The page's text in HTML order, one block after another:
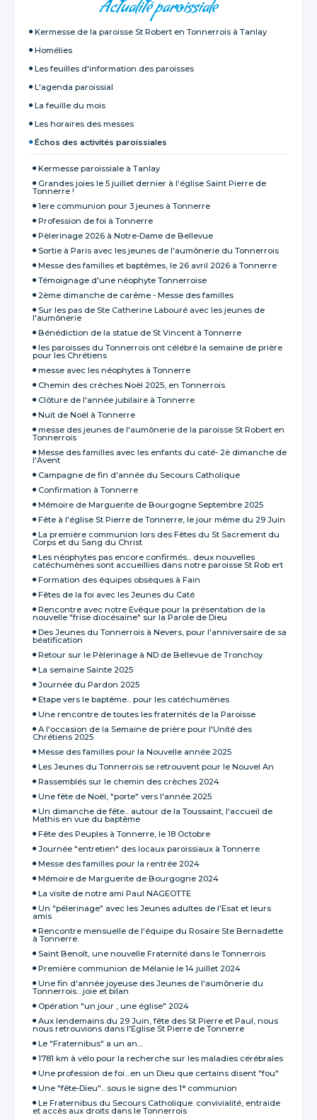
Actualité paroissiale
Kermesse de la paroisse St Robert en Tonnerrois à Tanlay
Homélies
Les feuilles d'information des paroisses
L'agenda paroissial
La feuille du mois
Les horaires des messes
Échos des activités paroissiales
Kermesse paroissiale à Tanlay
Grandes joies le 5 juillet dernier à l‘église Saint Pierre de
Tonnerre !
1ere communion pour 3 jeunes à Tonnerre
Profession de foi à Tonnerre
Pèlerinage 2026 à Notre-Dame de Bellevue
Sortie à Paris avec les jeunes de l'aumônerie du Tonnerrois
Messe des familles et baptêmes, le 26 avril 2026 à Tonnerre
Témoignage d'une néophyte Tonnerroise
2ème dimanche de carême - Messe des familles
Sur les pas de Ste Catherine Labouré avec les jeunes de
l'aumônerie
Bénédiction de la statue de St Vincent à Tonnerre
les paroisses du Tonnerrois ont célébré la semaine de prière
pour les Chrétiens
messe avec les néophytes à Tonnerre
Chemin des crèches Noël 2025, en Tonnerrois
Clôture de l'année jubilaire à Tonnerre
Nuit de Noël à Tonnerre
messe des jeunes de l'aumônerie de la paroisse St Robert en
Tonnerrois
Messe des familles avec les enfants du caté- 2è dimanche de
l'Avent
Campagne de fin d'année du Secours Catholique
Confirmation à Tonnerre
Mémoire de Marguerite de Bourgogne Septembre 2025
Fête à l'église St Pierre de Tonnerre, le jour même du 29 Juin
La première communion lors des Fêtes du St Sacrement du
Corps et du Sang du Christ
Les néophytes pas encore confirmés... deux nouvelles
catéchumènes sont accueillies dans notre paroisse St Rob ert
Formation des équipes obsèques à Fain
Fêtes de la foi avec les Jeunes du Caté
Rencontre avec notre Evêque pour la présentation de la
nouvelle "frise diocésaine" sur la Parole de Dieu
Des Jeunes du Tonnerrois à Nevers, pour l'anniversaire de sa
béatification
Retour sur le Pèlerinage à ND de Bellevue de Tronchoy
La semaine Sainte 2025
Journée du Pardon 2025
Etape vers le baptême... pour les catéchumènes
Une rencontre de toutes les fraternités de la Paroisse
A l'occasion de la Semaine de prière pour l'Unité des
Chrétiens 2025
Messe des familles pour la Nouvelle année 2025
Les Jeunes du Tonnerrois se retrouvent pour le Nouvel An
Rassemblés sur le chemin des crèches 2024
Une fête de Noël, "porte" vers l'année 2025
Un dimanche de fête... autour de la Toussaint, l'accueil de
Mathis en vue du baptême
Fête des Peuples à Tonnerre, le 18 Octobre
Journée "entretien" des locaux paroissiaux à Tonnerre
Messe des familles pour la rentrée 2024
Mémoire de Marguerite de Bourgogne 2024
La visite de notre ami Paul NAGEOTTE
Un "pélerinage" avec les Jeunes adultes de l'Esat et leurs
amis
Rencontre mensuelle de l‘équipe du Rosaire Ste Bernadette
à Tonnerre.
Saint Benoît, une nouvelle Fraternité dans le Tonnerrois
Première communion de Mélanie le 14 juillet 2024
Une fin d'année joyeuse des Jeunes de l'aumônerie du
Tonnerrois... joie et bilan
Opération "un jour , une église" 2024
Aux lendemains du 29 Juin, fête des St Pierre et Paul, nous
nous retrouvions dans l'Eglise St Pierre de Tonnerre
Le "Fraternibus" a un an....
1781 km à vélo pour la recherche sur les maladies cérébrales
Une profession de foi....en un Dieu que certains disent "fou"
Une "fête-Dieu"... sous le signe des 1° communion
Le Fraternibus du Secours Catholique: convivialité, entraide
et accès aux droits dans le Tonnerrois